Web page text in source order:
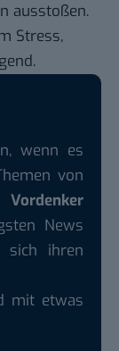
ausstoßen.
Stress,
wenn es
von
News
ihren
mit etwas